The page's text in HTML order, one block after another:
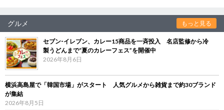
グルメ もっと見る
セブン‐イレブン、カレー15商品を一斉投入 名店監修から冷
製うどんまで“夏のカレーフェス”を開催中
2026年8月6日
横浜高島屋で「韓国市場」がスタート 人気グルメから雑貨まで約30ブランド
が集結
2026年8月5日